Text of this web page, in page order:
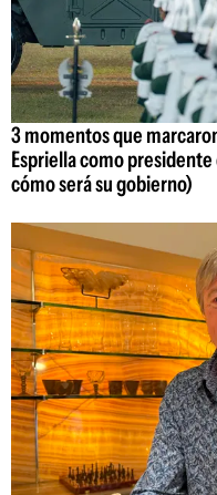
3 momentos que
Espriella como
cómo será su gobierno)